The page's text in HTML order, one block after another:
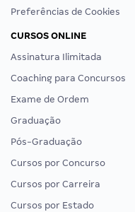
Preferências de Cookies
CURSOS ONLINE
Assinatura Ilimitada
Coaching para Concursos
Exame de Ordem
Graduação
Pós-Graduação
Cursos por Concurso
Cursos por Carreira
Cursos por Estado